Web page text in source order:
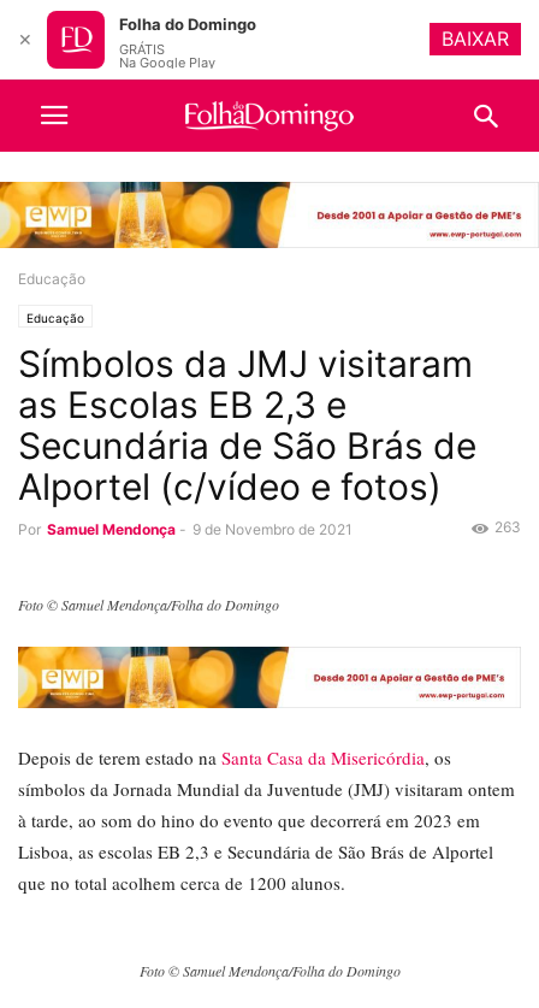
Educação
Educação
Símbolos da JMJ visitaram
as Escolas EB 2,3 e
Secundária de São Brás de
Alportel (c/vídeo e fotos)
Por Samuel Mendonça - 9 de Novembro de 2021 263
Foto © Samuel Mendonça/Folha do Domingo
Depois de terem estado na Santa Casa da Misericórdia, os
símbolos da Jornada Mundial da Juventude (JMJ) visitaram ontem
à tarde, ao som do hino do evento que decorrerá em 2023 em
Lisboa, as escolas EB 2,3 e Secundária de São Brás de Alportel
que no total acolhem cerca de 1200 alunos.
Foto © Samuel Mendonça/Folha do Domingo
✕
Folha do Domingo
GRÁTIS
Na Google Play
BAIXAR